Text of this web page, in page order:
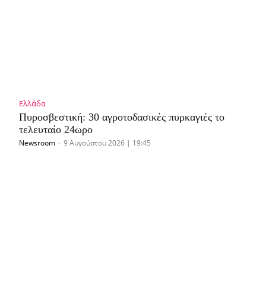
Ελλάδα
Πυροσβεστική: 30 αγροτοδασικές πυρκαγιές το
τελευταίο 24ωρο
Newsroom - 9 Αυγούστου 2026 | 19:45